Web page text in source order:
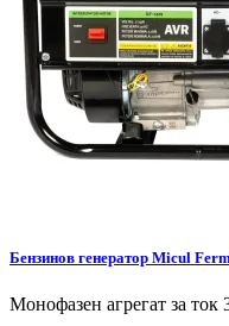
Бензинов генератор Micul
Монофазен агрегат за ток